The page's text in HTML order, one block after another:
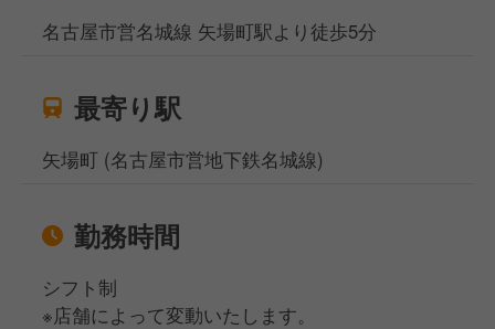
名古屋市営名城線 矢場町駅より徒歩5分
最寄り駅
矢場町 (名古屋市営地下鉄名城線)
勤務時間
シフト制
※店舗によって変動いたします。